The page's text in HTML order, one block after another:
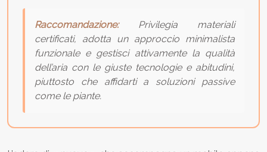
Raccomandazione:Privilegia materiali
certificati, adotta un approccio minimalista
funzionale e gestisci attivamente la qualità
dell’aria con le giuste tecnologie e abitudini,
piuttosto che affidarti a soluzioni passive
come le piante.